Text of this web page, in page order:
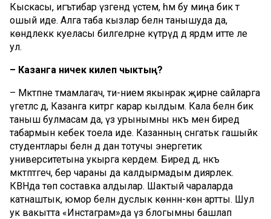
Кыскасы, игътибар үзәгендә үстем, һәм бу миңа бик тә
ошый иде. Алга таба кызлар белән танышуда да,
көндәлеккә куеласы билгеләрне күтәрүдә дә ярдәм итте әле
ул.
– Казанга ничек килеп чыктың?
– Мәктәпне тәмамлагач, әти-әнием якынрак җирне сайларга
үгетләсә дә, Казанга китәргә карар кылдым. Кала белән бик
таныш булмасам да, үз урынымны нәкъ менә биредә
табармын кебек тоела иде. Казанның сәнгатькә гашыйк
студентлары белән дә дан тотучы энергетик
университетына укырга кердем. Биредә дә, нәкъ
мәктәптәгечә, бер чараны да калдырмадым диярлек.
КВНда төп составка алдылар. Шактый чараларда
катнаштык, юмор белән дуслык көннән-көн артты. Шул
ук вакытта «Инстаграм»да үз блогымны башлап